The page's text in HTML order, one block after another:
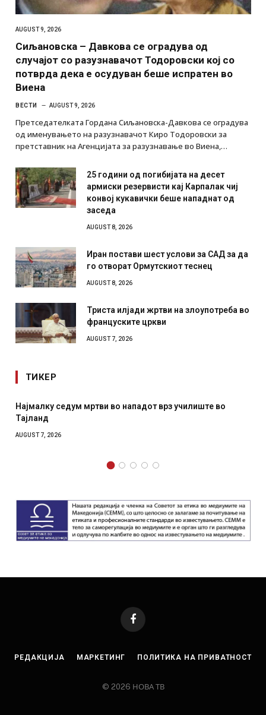
AUGUST 9, 2026
Сиљановска – Давкова се оградува од
случајот со разузнавачот Тодоровски кој со
потврда дека е осудуван беше испратен во
Виена
ВЕСТИ AUGUST 9, 2026
Претседателката Гордана Сиљановска-Давкова се оградува
од именувањето на разузнавачот Киро Тодоровски за
претставник на Агенцијата за разузнавање во Виена,…
25 години од погибијата на десет
армиски резервисти кај Карпалак чиј
конвој кукавички беше нападнат од
заседа
AUGUST 8, 2026
Иран постави шест услови за САД за да
го отворат Ормутскиот теснец
AUGUST 8, 2026
Триста илјади жртви на злоупотреба во
француските цркви
AUGUST 7, 2026
ТИКЕР
седум мртви во нападот врз училиште во
7, 2026
Facebook
РЕДАКЦИЈА МАРКЕТИНГ ПОЛИТИКА НА ПРИВАТНОСТ
© 2026 НОВА ТВ